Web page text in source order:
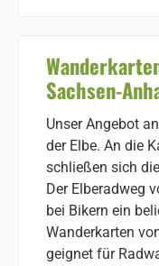
Sachsen-
Unser Angebot
der Elbe. An die
schließen sich
Der Elberadweg
bei Bikern ein
Wanderkarten
geignet für